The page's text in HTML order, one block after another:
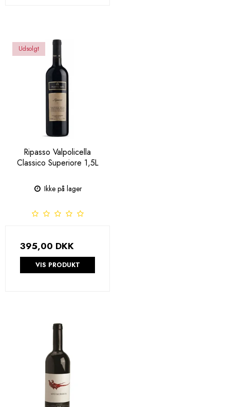
Udsolgt
Ripasso Valpolicella
Classico Superiore 1,5L
Ikke på lager
395,00 DKK
VIS PRODUKT